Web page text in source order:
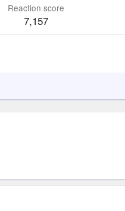
Reaction score
7,157